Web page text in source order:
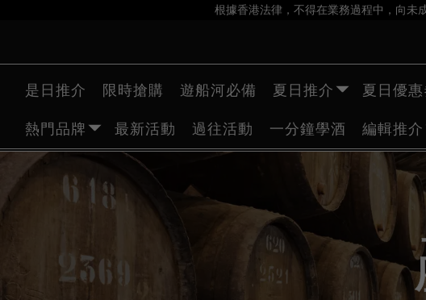
根據香港法律，不得在業務過程中，向未
是日推介 限時搶購 遊船河必備 夏日推介 夏日優惠
熱門品牌 最新活動 過往活動 一分鐘學酒 編輯推介